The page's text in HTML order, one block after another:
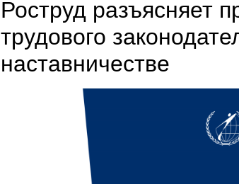
Роструд разъясняет
трудового
наставничестве